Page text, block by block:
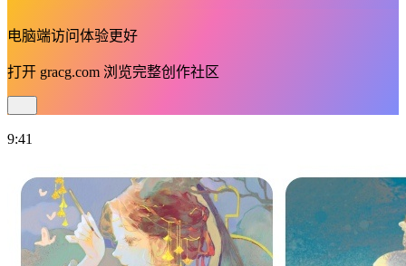
电脑端访问体验更好
打开 gracg.com 浏览完整创作社区
9:41